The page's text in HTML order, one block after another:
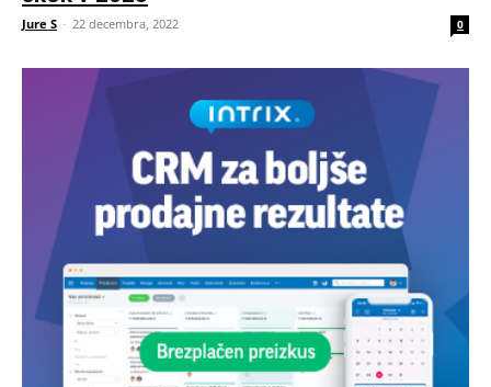
Jure S - 22 decembra, 2022 0